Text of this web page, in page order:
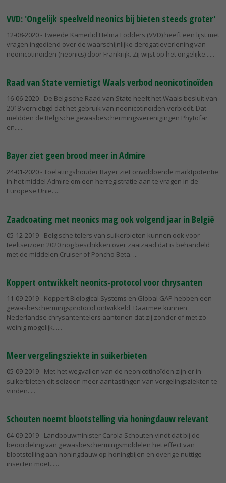
VVD: 'Ongelijk speelveld neonics bij bieten steeds groter'
12-08-2020- Tweede Kamerlid Helma Lodders (VVD) heeft een lijst met
vragen ingediend over de waarschijnlijke derogatieverlening van
neonicotinoïden (neonics) door Frankrijk. Zij wijst op het ongelijke...
Raad van State vernietigt Waals verbod neonicotinoïden
16-06-2020- De Belgische Raad van State heeft het Waals besluit van
2018 vernietigd dat het gebruik van neonicotinoïden verbiedt. Dat
meldden de Belgische gewasbeschermingsverenigingen Phytofar
en...
Bayer ziet geen brood meer in Admire
24-01-2020- Toelatingshouder Bayer ziet onvoldoende marktpotentie
in het middel Admire om een herregistratie aan te vragen in de
Europese Unie.
Zaadcoating met neonics mag ook volgend jaar in België
05-12-2019- Belgische telers van suikerbieten kunnen ook voor
teeltseizoen 2020 nog beschikken over zaaizaad dat is behandeld
met de middelen Cruiser of Poncho Beta.
Koppert ontwikkelt neonics-protocol voor chrysanten
11-09-2019- Koppert Biological Systems en Global GAP hebben een
gewasbeschermingsprotocol ontwikkeld. Daarmee kunnen
Nederlandse chrysantentelers aantonen dat zij zonder of met zo
weinig mogelijk...
Meer vergelingsziekte in suikerbieten
05-09-2019- Met het wegvallen van de neonicotinoïden zijn er in
suikerbieten dit seizoen meer aantastingen van vergelingsziekten te
vinden.
Schouten noemt blootstelling via honingdauw relevant
04-09-2019- Landbouwminister Carola Schouten vindt dat bij de
beoordeling van gewasbeschermingsmiddelen het effect van
blootstelling aan honingdauw op honingbijen en overige nuttige
insecten moet...